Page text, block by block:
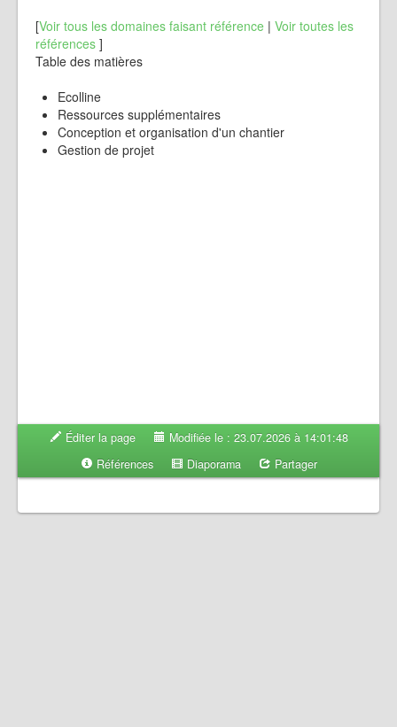
[Voir tous les domaines faisant référence | Voir toutes les
références ]
Table des matières
Ecolline
Ressources supplémentaires
Conception et organisation d'un chantier
Gestion de projet
Éditer la page
Modifiée le : 23.07.2026 à 14:01:48
Références
Diaporama Partager